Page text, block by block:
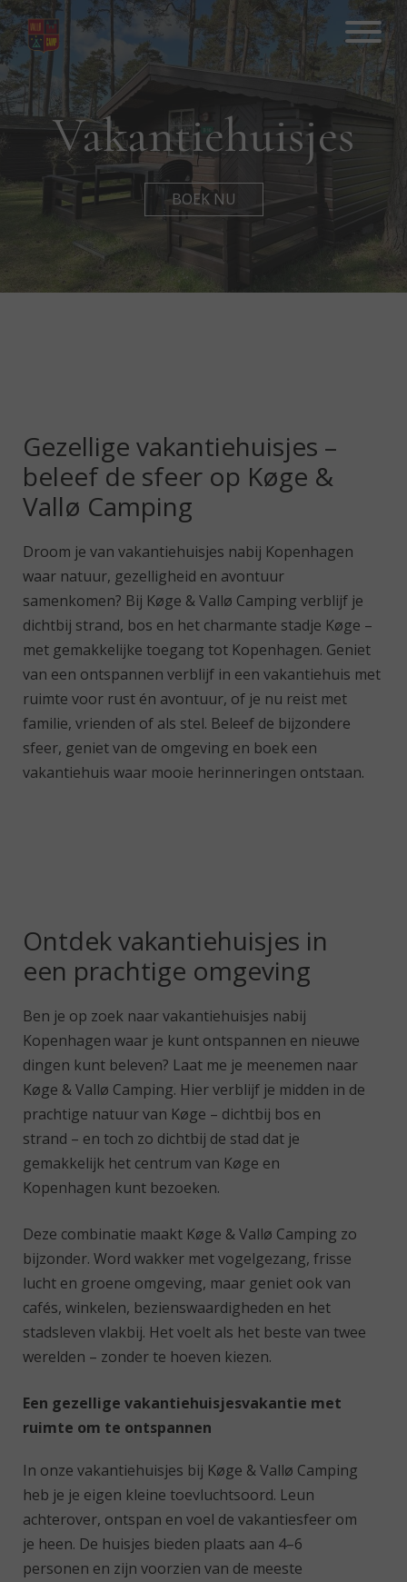
Hop
til
indhold
Vakantiehuisjes
BOEK NU
Gezellige vakantiehuisjes –
beleef de sfeer op Køge &
Vallø Camping
Droom je van vakantiehuisjes nabij Kopenhagen
waar natuur, gezelligheid en avontuur
samenkomen? Bij Køge & Vallø Camping verblijf je
dichtbij strand, bos en het charmante stadje Køge –
met gemakkelijke toegang tot Kopenhagen. Geniet
van een ontspannen verblijf in een vakantiehuis met
ruimte voor rust én avontuur, of je nu reist met
familie, vrienden of als stel. Beleef de bijzondere
sfeer, geniet van de omgeving en boek een
vakantiehuis waar mooie herinneringen ontstaan.
Ontdek vakantiehuisjes in
een prachtige omgeving
Ben je op zoek naar vakantiehuisjes nabij
Kopenhagen waar je kunt ontspannen en nieuwe
dingen kunt beleven? Laat me je meenemen naar
Køge & Vallø Camping. Hier verblijf je midden in de
prachtige natuur van Køge – dichtbij bos en
strand – en toch zo dichtbij de stad dat je
gemakkelijk het centrum van Køge en
Kopenhagen kunt bezoeken.
Deze combinatie maakt Køge & Vallø Camping zo
bijzonder. Word wakker met vogelgezang, frisse
lucht en groene omgeving, maar geniet ook van
cafés, winkelen, bezienswaardigheden en het
stadsleven vlakbij. Het voelt als het beste van twee
werelden – zonder te hoeven kiezen.
Een gezellige vakantiehuisjesvakantie met
ruimte om te ontspannen
In onze vakantiehuisjes bij Køge & Vallø Camping
heb je je eigen kleine toevluchtsoord. Leun
achterover, ontspan en voel de vakantiesfeer om
je heen. De huisjes bieden plaats aan 4–6
personen en zijn voorzien van de meeste